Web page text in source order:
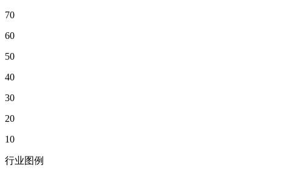
70
60
50
40
30
20
10
行业图例